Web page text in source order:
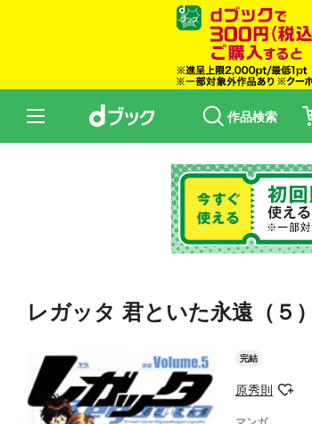
作品検索
レガッタ 君といた永遠（５）
完結
原秀則